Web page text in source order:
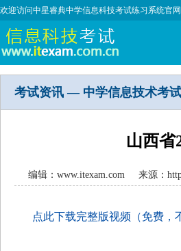
欢迎访问中星睿典中学信息科技考试练习系统官网
考试资讯 — 中学信息技术考试
山西省
编辑：www.itexam.com 来源：
点此下载完整版视频（免费，